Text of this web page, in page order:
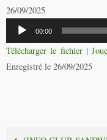
26/09/2025
Lecteur
audio
00:00
Télécharger le fichier|
Enregistré le 26/09/2025